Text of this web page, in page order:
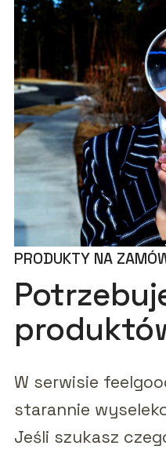
PRODUKTY NA
W serwisie
starannie
Jeśli szukasz